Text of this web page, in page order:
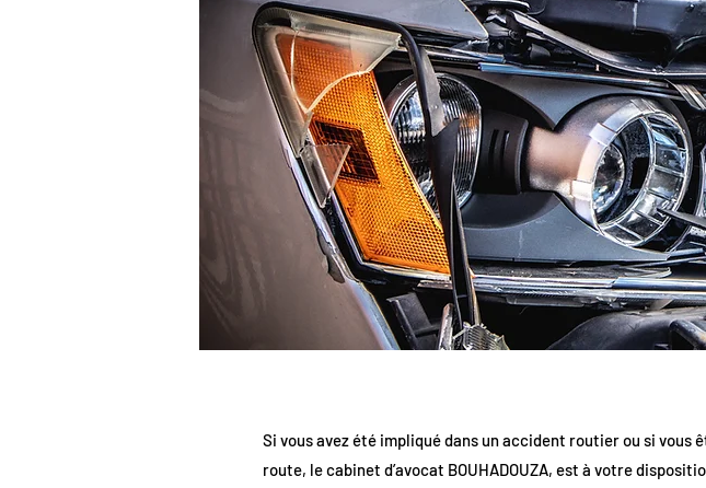
Si vous avez été impliqué dans un accident routier ou si
route, le cabinet d’avocat BOUHADOUZA, est à votre